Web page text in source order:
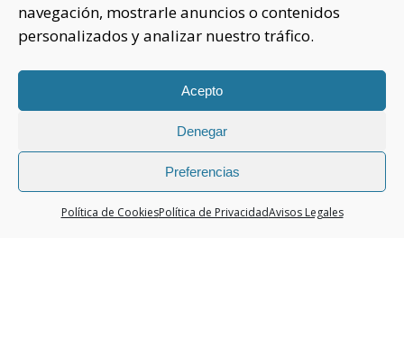
navegación, mostrarle anuncios o contenidos
personalizados y analizar nuestro tráfico.
Acepto
Denegar
Preferencias
Política de CookiesPolítica de PrivacidadAvisos Legales
Sobre nosotros
Aviso Legal
Política de Privacidad
Política Cookies
CONTACTAR
925 508 922
dhelia@dhelia.es